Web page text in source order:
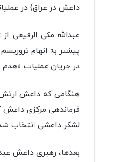
داعش در عراق) در عملیاتی در جنوب
عبدالله مکی
در جریان عملیات «هدم
هنگامی که داعش ارتش
فرماندهی مرکزی داعش
لشکر داعشی انتخاب
بعدها، رهبری داعش